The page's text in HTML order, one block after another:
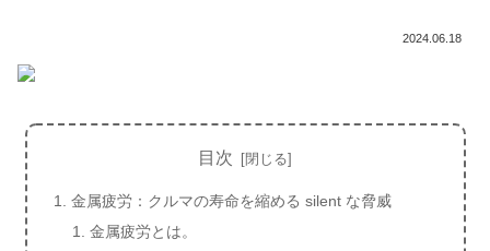
2024.06.18
目次
金属疲労：クルマの寿命を縮める silent な脅威
金属疲労とは。